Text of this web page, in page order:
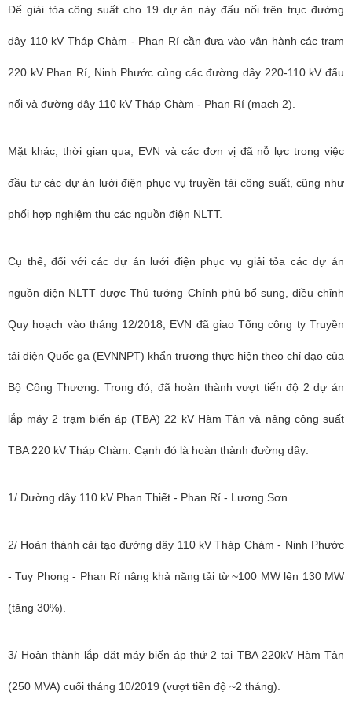
Để giải tỏa công suất cho 19 dự án này đấu nối trên trục đường
dây 110 kV Tháp Chàm - Phan Rí cần đưa vào vận hành các trạm
220 kV Phan Rí, Ninh Phước cùng các đường dây 220-110 kV đấu
nối và đường dây 110 kV Tháp Chàm - Phan Rí (mạch 2).
Mặt khác, thời gian qua, EVN và các đơn vị đã nỗ lực trong việc
đầu tư các dự án lưới điện phục vụ truyền tải công suất, cũng như
phối hợp nghiệm thu các nguồn điện NLTT.
Cụ thể, đối với các dự án lưới điện phục vụ giải tỏa các dự án
nguồn điện NLTT được Thủ tướng Chính phủ bổ sung, điều chỉnh
Quy hoạch vào tháng 12/2018, EVN đã giao Tổng công ty Truyền
tải điện Quốc ga (EVNNPT) khẩn trương thực hiện theo chỉ đạo của
Bộ Công Thương. Trong đó, đã hoàn thành vượt tiến độ 2 dự án
lắp máy 2 trạm biến áp (TBA) 22 kV Hàm Tân và nâng công suất
TBA 220 kV Tháp Chàm. Cạnh đó là hoàn thành đường dây:
1/ Đường dây 110 kV Phan Thiết - Phan Rí - Lương Sơn.
2/ Hoàn thành cải tạo đường dây 110 kV Tháp Chàm - Ninh Phước
- Tuy Phong - Phan Rí nâng khả năng tải từ ~100 MW lên 130 MW
(tăng 30%).
3/ Hoàn thành lắp đặt máy biến áp thứ 2 tại TBA 220kV Hàm Tân
(250 MVA) cuối tháng 10/2019 (vượt tiền độ ~2 tháng).